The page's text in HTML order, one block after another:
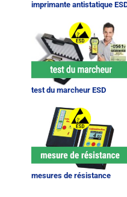
imprimante antistatique
test du marcheur ESD
mesures de résistance